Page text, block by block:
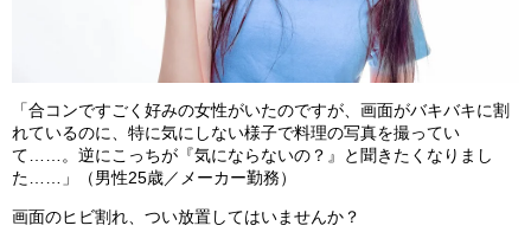
「合コンですごく好みの女性がいたのですが、画面がバキバキに割
れているのに、特に気にしない様子で料理の写真を撮ってい
て……。逆にこっちが『気にならないの？』と聞きたくなりまし
た……」（男性25歳／メーカー勤務）
画面のヒビ割れ、つい放置してはいませんか？